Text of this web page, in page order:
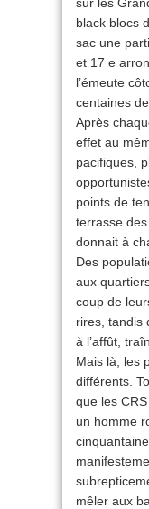
black blocs
sac une
et 17 e
l’émeute
centaines
Après
effet au
pacifiques,
points de
terrasse
donnait à
Des
aux
coup de
rires, tandis
à l’affût,
Mais là, les
différents.
que les
un homme
mêler aux